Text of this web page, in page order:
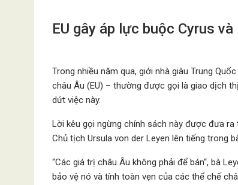
EU gây áp lực buộc Cyrus
Trong nhiều năm qua, giới nhà giàu Trung
châu Âu (EU) – thường được gọi là giao dịch
dứt việc này.
Lời kêu gọi ngừng chính sách này được đưa
Chủ tịch Ursula von der Leyen lên tiếng trong
“Các giá trị châu Âu không phải để bán“, bà
bảo vệ nó và tính toàn vẹn của các thể chế